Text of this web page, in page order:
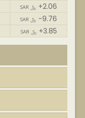
SAR ﷼ +2.06
SAR ﷼ -9.76
SAR ﷼ +3.85